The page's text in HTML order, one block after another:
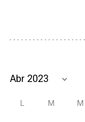
L M M